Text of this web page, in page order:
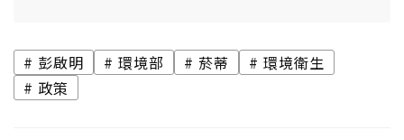
彭啟明 環境部 菸蒂
環境衛生
政策